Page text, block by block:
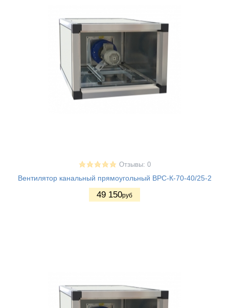
Отзывы: 0
Вентилятор канальный прямоугольный ВРС-К-70-40/25-2
49 150руб